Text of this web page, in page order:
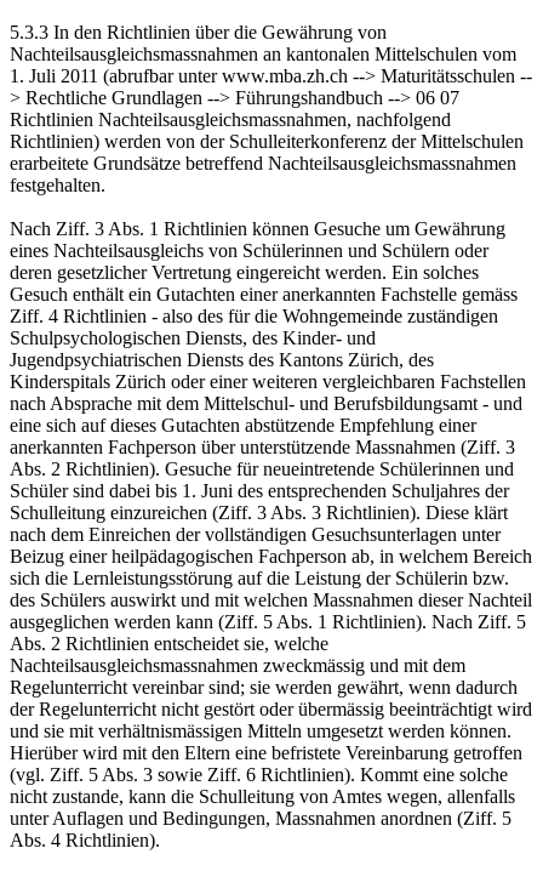
5.3.3 In den Richtlinien über die Gewährung von
Nachteilsausgleichsmassnahmen an kantonalen Mittelschulen vom
1. Juli 2011 (abrufbar unter www.mba.zh.ch --> Maturitätsschulen --
> Rechtliche Grundlagen --> Führungshandbuch --> 06 07
Richtlinien Nachteilsausgleichsmassnahmen, nachfolgend
Richtlinien) werden von der Schulleiterkonferenz der Mittelschulen
erarbeitete Grundsätze betreffend Nachteilsausgleichsmassnahmen
festgehalten.
Nach Ziff. 3 Abs. 1 Richtlinien können Gesuche um Gewährung
eines Nachteilsausgleichs von Schülerinnen und Schülern oder
deren gesetzlicher Vertretung eingereicht werden. Ein solches
Gesuch enthält ein Gutachten einer anerkannten Fachstelle gemäss
Ziff. 4 Richtlinien - also des für die Wohngemeinde zuständigen
Schulpsychologischen Diensts, des Kinder- und
Jugendpsychiatrischen Diensts des Kantons Zürich, des
Kinderspitals Zürich oder einer weiteren vergleichbaren Fachstellen
nach Absprache mit dem Mittelschul- und Berufsbildungsamt - und
eine sich auf dieses Gutachten abstützende Empfehlung einer
anerkannten Fachperson über unterstützende Massnahmen (Ziff. 3
Abs. 2 Richtlinien). Gesuche für neueintretende Schülerinnen und
Schüler sind dabei bis 1. Juni des entsprechenden Schuljahres der
Schulleitung einzureichen (Ziff. 3 Abs. 3 Richtlinien). Diese klärt
nach dem Einreichen der vollständigen Gesuchsunterlagen unter
Beizug einer heilpädagogischen Fachperson ab, in welchem Bereich
sich die Lernleistungsstörung auf die Leistung der Schülerin bzw.
des Schülers auswirkt und mit welchen Massnahmen dieser Nachteil
ausgeglichen werden kann (Ziff. 5 Abs. 1 Richtlinien). Nach Ziff. 5
Abs. 2 Richtlinien entscheidet sie, welche
Nachteilsausgleichsmassnahmen zweckmässig und mit dem
Regelunterricht vereinbar sind; sie werden gewährt, wenn dadurch
der Regelunterricht nicht gestört oder übermässig beeinträchtigt wird
und sie mit verhältnismässigen Mitteln umgesetzt werden können.
Hierüber wird mit den Eltern eine befristete Vereinbarung getroffen
(vgl. Ziff. 5 Abs. 3 sowie Ziff. 6 Richtlinien). Kommt eine solche
nicht zustande, kann die Schulleitung von Amtes wegen, allenfalls
unter Auflagen und Bedingungen, Massnahmen anordnen (Ziff. 5
Abs. 4 Richtlinien).